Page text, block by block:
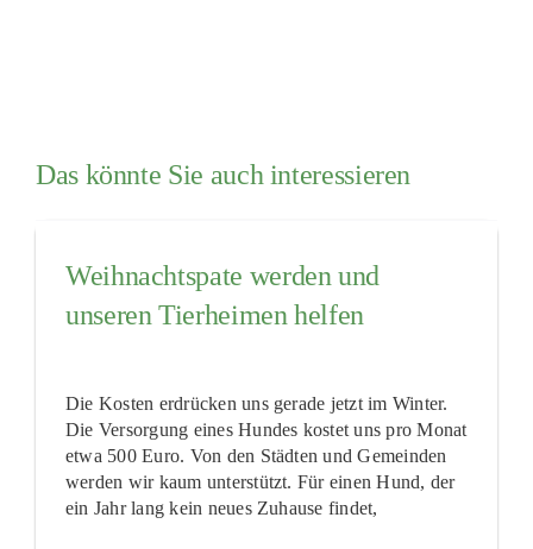
Das könnte Sie auch interessieren
Weihnachtspate werden und
unseren Tierheimen helfen
Die Kosten erdrücken uns gerade jetzt im Winter.
Die Versorgung eines Hundes kostet uns pro Monat
etwa 500 Euro. Von den Städten und Gemeinden
werden wir kaum unterstützt. Für einen Hund, der
ein Jahr lang kein neues Zuhause findet,